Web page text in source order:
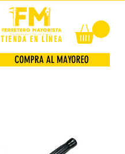
TIENDA EN LÍNEA
COMPRA AL MAYOREO